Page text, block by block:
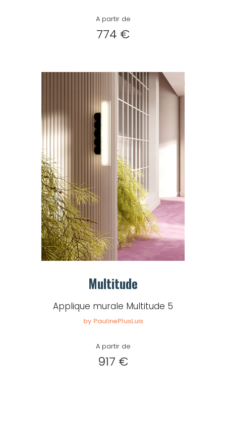
A partir de
774 €
Multitude
Applique murale Multitude 5
by PaulinePlusLuis
A partir de
917 €